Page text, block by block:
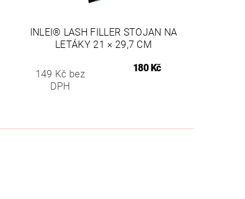
INLEI® LASH FILLER STOJAN NA
LETÁKY 21 × 29,7 CM
149 Kč bez
DPH
180 Kč